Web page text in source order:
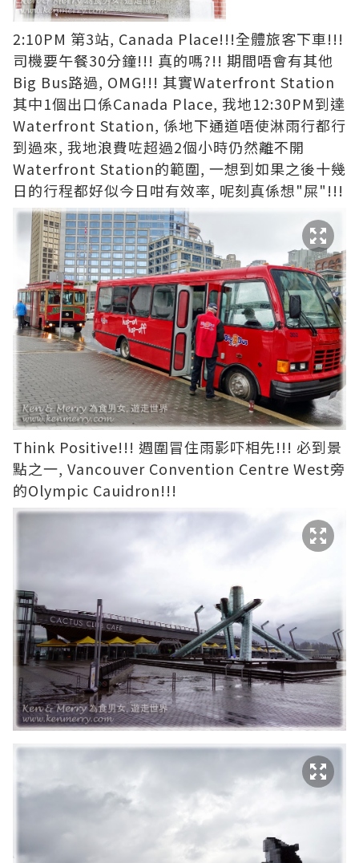
2:10PM 第3站, Canada Place!!!全體旅客下車!!!
司機要午餐30分鐘!!! 真的嗎?!! 期間唔會有其他
Big Bus路過, OMG!!! 其實Waterfront Station
其中1個出口係Canada Place, 我地12:30PM到達
Waterfront Station, 係地下通道唔使淋雨行都行
到過來, 我地浪費咗超過2個小時仍然離不開
Waterfront Station的範圍, 一想到如果之後十幾
日的行程都好似今日咁有效率, 呢刻真係想"屎"!!!
Think Positive!!! 週圍冒住雨影吓相先!!! 必到景
點之一, Vancouver Convention Centre West旁
的Olympic Cauidron!!!